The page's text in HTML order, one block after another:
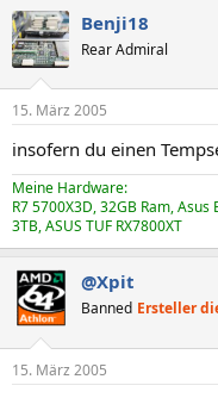
Benji18
Rear Admiral
15. März 2005
insofern du einen
Meine Hardware:
R7 5700X3D, 32GB Ram,
3TB, ASUS TUF RX7800XT
@Xpit
Banned Ersteller
15. März 2005